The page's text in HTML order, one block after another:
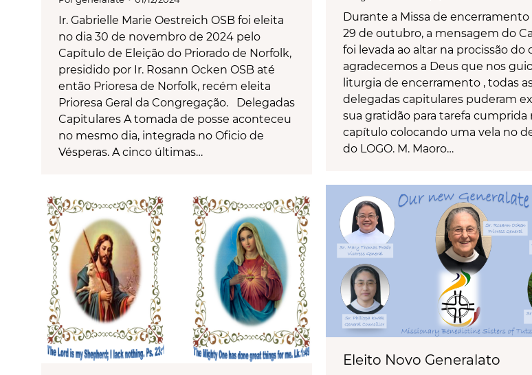
Ir. Gabrielle Marie Oestreich OSB foi eleita
no dia 30 de novembro de 2024 pelo
Capítulo de Eleição do Priorado de Norfolk,
presidido por Ir. Rosann Ocken OSB até
então Prioresa de Norfolk, recém eleita
Prioresa Geral da Congregação. Delegadas
Capitulares A tomada de posse aconteceu
no mesmo dia, integrada no Oficio de
Vésperas. A cinco últimas…
Durante a Missa de encerramento
29 de outubro, a mensagem do
foi levada ao altar na procissão do
agradecemos a Deus que nos
liturgia de encerramento , todas
delegadas capitulares puderam
sua gratidão para tarefa cumprida
capítulo colocando uma vela no
do LOGO. M. Maoro…
Eleito Novo Generalato